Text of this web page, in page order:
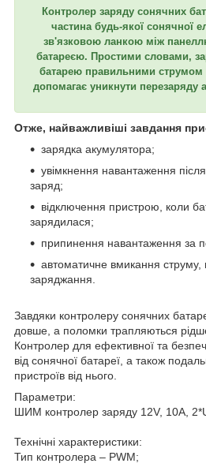
Контролер заряду сонячних
частина будь-якої сонячної
зв'язковою ланкою між
батареєю. Простими словами,
батарею правильними струмом
допомагає уникнути перезаряду
Отже, найважливіші завдання
зарядка акумулятора;
увімкнення навантаження
заряд;
відключення пристрою, коли
зарядилася;
припинення навантаження за
автоматичне вмикання струму,
заряджання.
Завдяки контролеру сонячних
довше, а поломки трапляються
Контролер для ефективної та
від сонячної батареї, а також
пристроїв від нього.
Параметри:
ШИМ контролер заряду 12V, 10A,
Технічні характеристики:
Тип контролера – PWM;